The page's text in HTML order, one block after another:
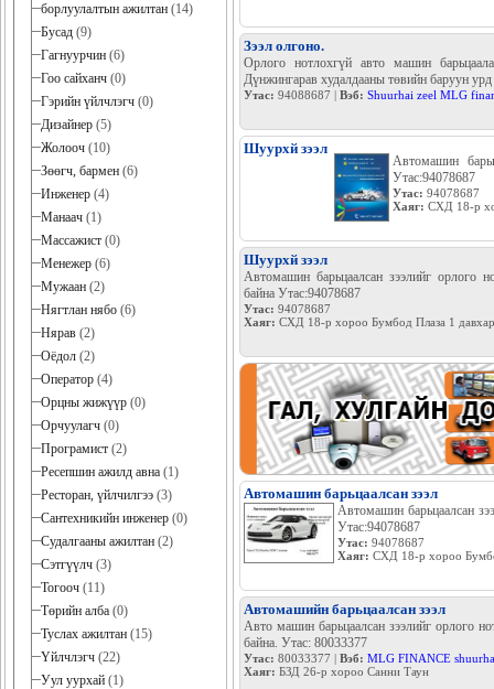
борлуулалтын ажилтан (14)
Бусад (9)
Гагнуурчин (6)
Гоо сайханч (0)
Гэрийн үйлчлэгч (0)
Дизайнер (5)
Жолооч (10)
Зөөгч, бармен (6)
Инженер (4)
Манаач (1)
Массажист (0)
Менежер (6)
Мужаан (2)
Нягтлан нябо (6)
Нярав (2)
Оёдол (2)
Оператор (4)
Орцны жижүүр (0)
Орчуулагч (0)
Програмист (2)
Ресепшин ажилд авна (1)
Ресторан, үйлчилгээ (3)
Сантехникийн инженер (0)
Судалгааны ажилтан (2)
Сэтгүүлч (3)
Тогооч (11)
Төрийн алба (0)
Туслах ажилтан (15)
Үйлчлэгч (22)
Уул уурхай (1)
Зээл олгоно.
Орлого нотлохгүй авто машин
Дүнжингарав худалдааны төвийн баруун урд
Утас: 94088687 | Вэб: Shuurhai zeel MLG
Шуурхй зээл
Автомашин
Утас:94078687
Утас: 94078687
Хаяг: СХД 18-р
Шуурхй зээл
Автомашин барьцаалсан зээлийг орлого
байна Утас:94078687
Утас: 94078687
Хаяг: СХД 18-р хороо Бумбод Плаза 1
Автомашин барьцаалсан зээл
Автомашин барьцаалсан
Утас:94078687
Утас: 94078687
Хаяг: СХД 18-р хороо
Автомашийн барьцаалсан зээл
Авто машин барьцаалсан зээлийг орлого
байна. Утас: 80033377
Утас: 80033377 | Вэб: MLG FINANCE
Хаяг: БЗД 26-р хороо Санни Таун